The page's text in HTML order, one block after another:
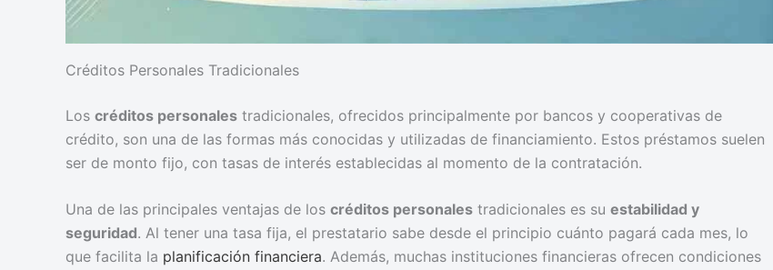
Créditos Personales Tradicionales
Los créditos personales tradicionales, ofrecidos principalmente por bancos y cooperativas de
crédito, son una de las formas más conocidas y utilizadas de financiamiento. Estos préstamos suelen
ser de monto fijo, con tasas de interés establecidas al momento de la contratación.
Una de las principales ventajas de los créditos personales tradicionales es su estabilidad y
seguridad. Al tener una tasa fija, el prestatario sabe desde el principio cuánto pagará cada mes, lo
que facilita la planificación financiera. Además, muchas instituciones financieras ofrecen condiciones